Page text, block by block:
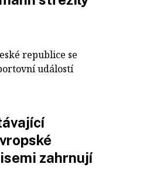
republice se
událostí
zahrnují